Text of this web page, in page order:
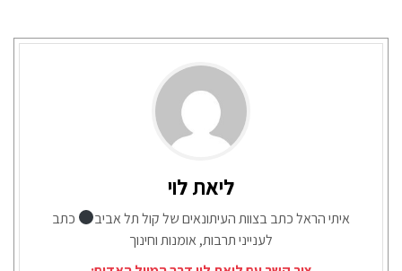
ליאת לוי
איתי הראל כתב בצוות העיתונאים של קול תל אביב
כתב
לענייני תרבות, אומנות וחינוך